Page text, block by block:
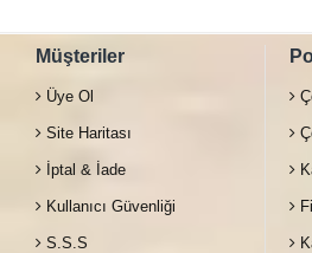
Müşteriler
Üye Ol
Site Haritası
İptal & İade
Kullanıcı Güvenliği
S.S.S